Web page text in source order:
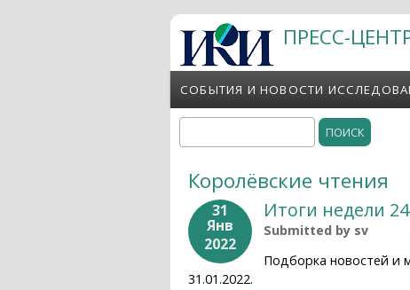
Перейти к основному содержанию ПРЕСС-
СОБЫТИЯ И НОВОСТИ
Форма поиска
Королёвские чтения
31
Янв
2022
Итоги недели
Submitted by sv
Подборка новостей и
31.01.2022.